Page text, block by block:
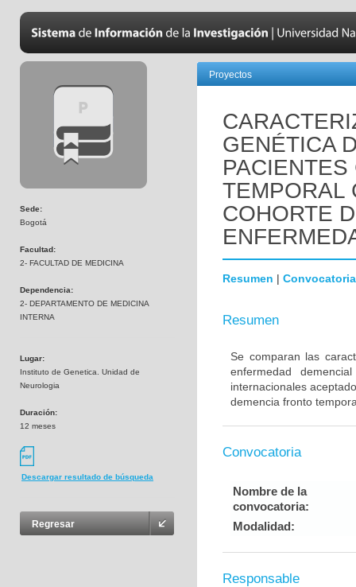
Sede:
Bogotá
Facultad:
2- FACULTAD DE MEDICINA
Dependencia:
2- DEPARTAMENTO DE MEDICINA
INTERNA
Lugar:
Instituto de Genetica. Unidad de
Neurologia
Duración:
12 meses
Descargar resultado de búsqueda
Regresar
Proyectos
GENÉTICA
TEMPORAL
COHORTE
Resumen | Convocatoria
Resumen
Se comparan las
enfermedad
internacionales
demencia fronto
Convocatoria
Nombre de la
convocatoria:
Modalidad:
Responsable